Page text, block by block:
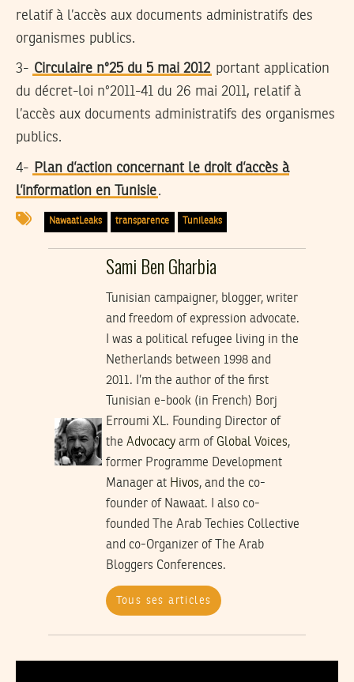
relatif à l’accès aux documents administratifs des
organismes publics.
3- Circulaire n°25 du 5 mai 2012 portant application
du décret-loi n°2011-41 du 26 mai 2011, relatif à
l’accès aux documents administratifs des organismes
publics.
4- Plan d’action concernant le droit d’accès à
l’information en Tunisie.
NawaatLeaks transparence Tunileaks
Sami Ben Gharbia
Tunisian campaigner, blogger, writer
and freedom of expression advocate.
I was a political refugee living in the
Netherlands between 1998 and
2011. I’m the author of the first
Tunisian e-book (in French) Borj
Erroumi XL. Founding Director of
the Advocacyarm of Global Voices,
former Programme Development
Manager at Hivos, and the co-
founder of Nawaat. I also co-
founded The Arab Techies Collective
and co-Organizer of The Arab
Bloggers Conferences.
Tous ses articles